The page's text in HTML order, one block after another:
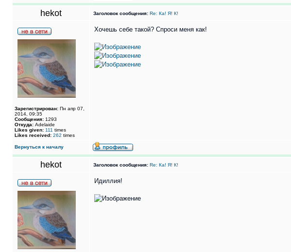
hekot Заголовок сообщения: Re: Ка! Я! К!
Зарегистрирован: Пн апр 07,
2014, 09:35
Сообщения: 1293
Откуда: Adelaide
Likes given: 111 times
Likes received: 262 times
Хочешь себе такой? Спроси меня как!
Вернуться к началу
hekot Заголовок сообщения: Re: Ка! Я! К!
Идиллия!